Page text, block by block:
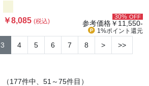
￥8,085(税込)
30% OFF
参考価格￥11,550-
1%ポイント 還元
3 4 5 6 7 8 > >>
（177件中、51～75件目）